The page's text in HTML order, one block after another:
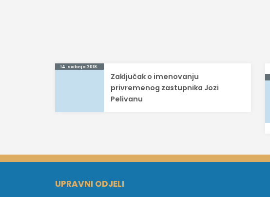
Navigacija
14. svibnja 2018.
Zaključak o imenovanju
privremenog zastupnika Jozi
Pelivanu
UPRAVNI ODJELI